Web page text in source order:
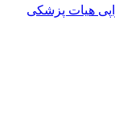
هیات پزشکی